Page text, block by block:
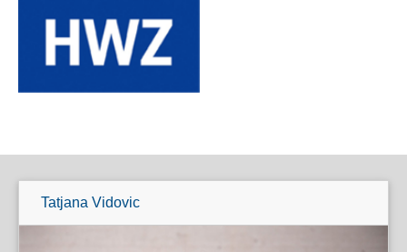
Tatjana Vidovic